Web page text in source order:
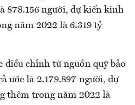
878.156 người, dự kiến kinh
năm 2022 là 6.319 tỷ
điều chỉnh từ nguồn quỹ bảo
ước là 2.179.897 người, dự
thêm trong năm 2022 là